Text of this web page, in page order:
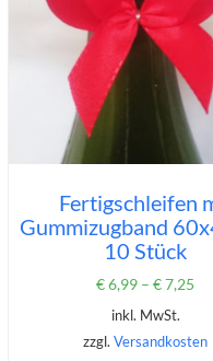
Fertigschleifen
Gummizugband
10 Stück
€6,99 –€7,25
inkl. MwSt.
zzgl.Versandkosten